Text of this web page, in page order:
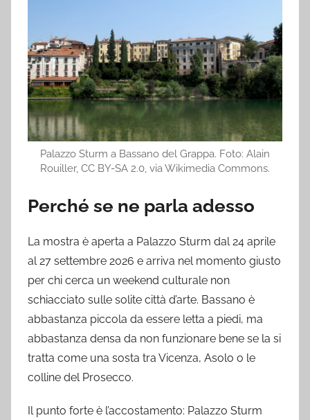
Palazzo Sturm a Bassano del Grappa. Foto: Alain
Rouiller, CC BY-SA 2.0, via Wikimedia Commons.
Perché se ne parla adesso
La mostra è aperta a Palazzo Sturm dal 24 aprile
al 27 settembre 2026 e arriva nel momento giusto
per chi cerca un weekend culturale non
schiacciato sulle solite città d’arte. Bassano è
abbastanza piccola da essere letta a piedi, ma
abbastanza densa da non funzionare bene se la si
tratta come una sosta tra Vicenza, Asolo o le
colline del Prosecco.
Il punto forte è l’accostamento: Palazzo Sturm